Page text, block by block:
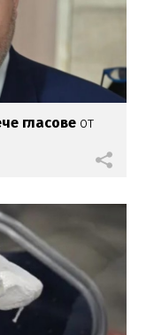
гласове от